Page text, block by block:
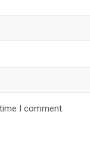
I comment.